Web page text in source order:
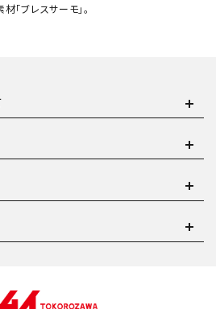
「ブレスサーモ」。